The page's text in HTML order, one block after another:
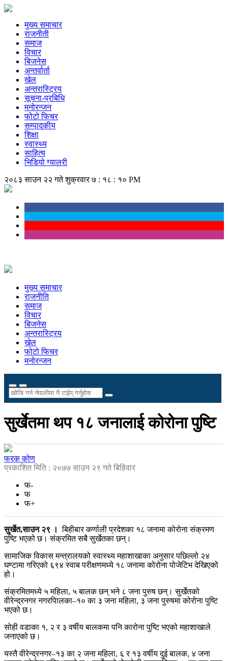
मुख्य समाचार
राजनीती
समाज
विचार
बिजनेस
अन्तर्वार्ता
खेल
अन्तरास्ट्रिय
सूचना-प्रबिधि
मनोरन्जन
फोटो फिचर
सम्पादकीय
शिक्षा
स्वास्थ्य
साहित्य
भिडियो ग्यालरी
२०८३ साउन २२ गते शुक्रवार ७ : १८ : १० PM
मुख्य समाचार
राजनीति
समाज
विचार
बिजनेस
अन्तरास्ट्रिय
खेल
फोटो फिचर
मनोरन्जन
सुर्खेतमा थप १८ जनालाई कोरोना पुष्टि
फरक कोण
प्रकाशित मिति : २०७७ साउन २९ गते बिहिवार
फ-
फ
फ+
सुर्खेत,साउन २९ ।बिहीबार कर्णाली प्रदेशका १८ जनामा कोरोना संक्रमण
पुष्टि भएको छ। संक्रमित सबै सुर्खेतका छन्।
सामाजिक विकास मन्त्रालयको स्वास्थ्य महाशाखाका अनुसार पछिल्लो २४
घण्टामा गरिएको ६९४ स्वाब परीक्षणमध्ये १८ जनामा कोरोना पोजेटिभ देखिएको
हो।
संक्रमितमध्ये ५ महिला, ५ बालक छन् भने ८ जना पुरुष छन्। सुर्खेतको
वीरेन्द्रनगर नगरपािलका–१० का ३ जना महिला, ३ जना पुरुषमा कोरोना पुष्टि
भएको छ।
सोही वडाका १, २ र ३ वर्षीय बालकमा पनि कारोना पुष्टि भएको महाशाखाले
जनाएको छ।
यस्तै वीरेन्द्रनगर–१३ का २ जना महिला, ६ र १३ वर्षीय दुई बालक, ४ जना